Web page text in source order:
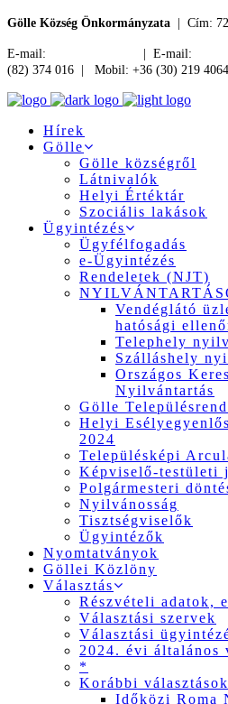
Gölle Község Önkormányzata | Cím:
E-mail: | E-mail:
(82) 374 016 | Mobil: +36 (30) 219 4064
Hírek
Gölle
Gölle községről
Látnivalók
Helyi Értéktár
Szociális lakások
Ügyintézés
Ügyfélfogadás
e-Ügyintézés
Rendeletek (NJT)
Vendéglátó
hatósági
Telephely
Szálláshely
Országos
Nyilvántartás
Gölle
Helyi
2024
Településképi
Képviselő-testületi
Polgármesteri
Nyilvánosság
Tisztségviselők
Ügyintézők
Nyomtatványok
Göllei Közlöny
Választás
Részvételi adatok,
Választási szervek
Választási
2024. évi általános
*
Korábbi választások
Időközi Roma